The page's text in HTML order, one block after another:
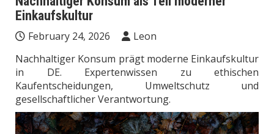
Einkaufskultur
February 24, 2026
Leon
Nachhaltiger Konsum prägt moderne Einkaufskultur
in DE. Expertenwissen zu ethischen
Kaufentscheidungen, Umweltschutz und
gesellschaftlicher Verantwortung.